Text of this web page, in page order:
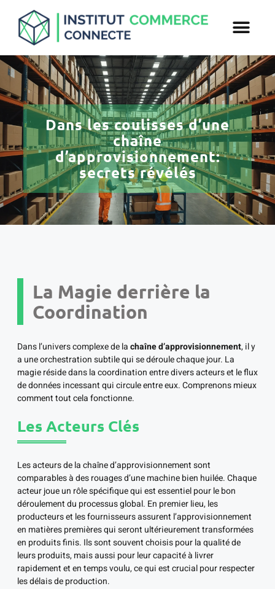
Dans les coulisses d’une
chaîne
d’approvisionnement:
secrets révélés
La Magie derrière la
Coordination
Dans l’univers complexe de lachaîne d’approvisionnement, il y
a une orchestration subtile qui se déroule chaque jour. La
magie réside dans la coordination entre divers acteurs et le flux
de données incessant qui circule entre eux. Comprenons mieux
comment tout cela fonctionne.
Les Acteurs Clés
Les acteurs de la chaîne d’approvisionnement sont
comparables à des rouages d’une machine bien huilée. Chaque
acteur joue un rôle spécifique qui est essentiel pour le bon
déroulement du processus global. En premier lieu, les
producteurs et les fournisseurs assurent l’approvisionnement
en matières premières qui seront ultérieurement transformées
en produits finis. Ils sont souvent choisis pour la qualité de
leurs produits, mais aussi pour leur capacité à livrer
rapidement et en temps voulu, ce qui est crucial pour respecter
les délais de production.